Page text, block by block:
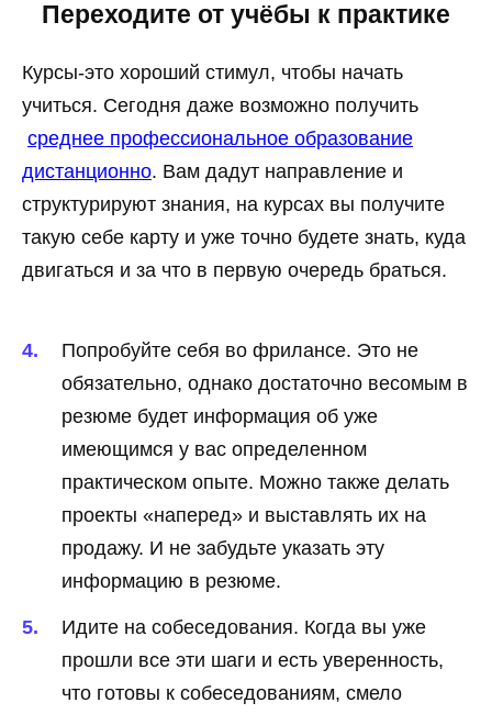
Переходите от учёбы к практике
Курсы-это хороший стимул, чтобы начать
учиться. Сегодня даже возможно получить
среднее профессиональное образование
дистанционно. Вам дадут направление и
структурируют знания, на курсах вы получите
такую себе карту и уже точно будете знать, куда
двигаться и за что в первую очередь браться.
Попробуйте себя во фрилансе. Это не
обязательно, однако достаточно весомым в
резюме будет информация об уже
имеющимся у вас определенном
практическом опыте. Можно также делать
проекты «наперед» и выставлять их на
продажу. И не забудьте указать эту
информацию в резюме.
Идите на собеседования. Когда вы уже
прошли все эти шаги и есть уверенность,
что готовы к собеседованиям, смело